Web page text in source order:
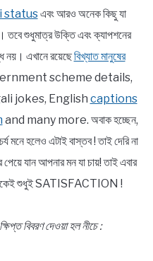
statusএবং আরও অনেক কিছু যা
তবে শুধুমাত্র উক্তি এবং ক্যাপশনের
নয়। এখানে রয়েছেবিখ্যাত মানুষের
scheme details,
jokes, English captions
and many more. অবাক হচ্ছেন,
হলেও এটাই বাস্তব ! তাই দেরি না
যান আপনার মন যা চায়! তাই এবার
শুধুই SATISFACTION !
বিবরণ দেওয়া হল নীচে :